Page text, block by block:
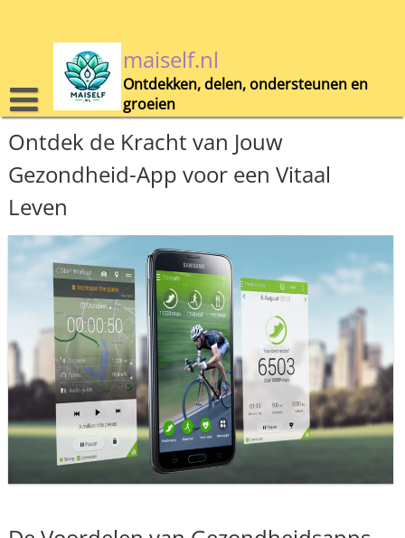
maiself.nl
Ontdekken, delen, ondersteunen en
groeien
Ontdek de Kracht van Jouw
Gezondheid-App voor een Vitaal
Leven